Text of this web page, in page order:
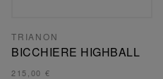
TRIANON
BICCHIERE HIGHBALL
215,00 €